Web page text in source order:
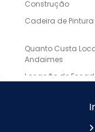
Construção
Cadeira de Pintura
Quanto Custa
Andaimes
Locação de
Borda de Piscina